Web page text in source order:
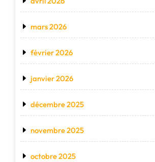
mars 2026
février 2026
janvier 2026
décembre 2025
novembre 2025
octobre 2025